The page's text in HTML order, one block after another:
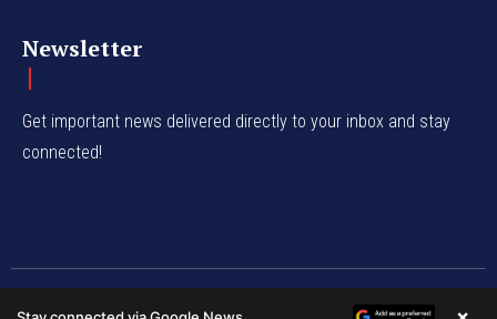
Newsletter
Get important news delivered directly to your inbox and stay
connected!